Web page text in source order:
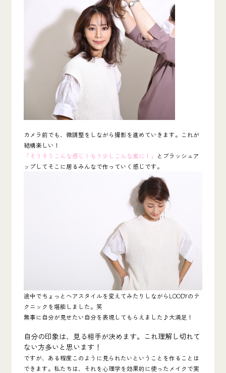
カメラ前でも、微調整をしながら撮影を進めていきます。これが
結構楽しい！
「そうそうこんな感じ！もう少しこんな風に！」 とブラッシュア
ップしてそこに居るみんなで作っていく感じです。
途中でちょっとヘアスタイルを変えてみたりしながらLOODYのテ
クニックを堪能しました。笑
無事に自分が見せたい自分を表現してもらえました♪大満足！
自分の印象は、見る相手が決めます。これ理解し切れて
ない方多いと思います！
ですが、ある程度このように見られたいということを作ることは
できます。私たちは、それを心理学を効果的に使ったメイクで実